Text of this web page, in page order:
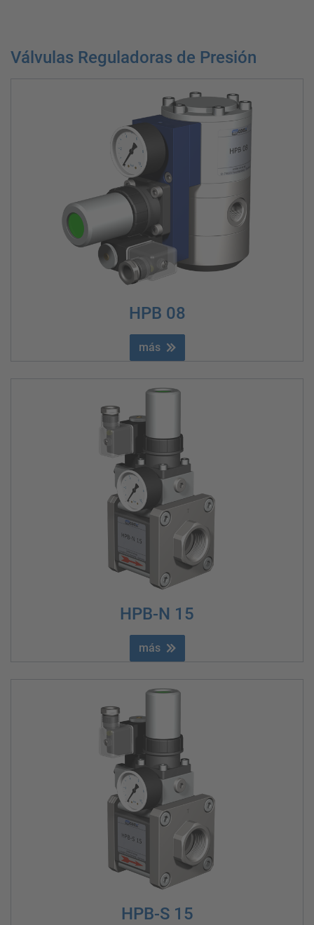
Válvulas Reguladoras de Presión
HPB 08
más
HPB-N 15
más
HPB-S 15